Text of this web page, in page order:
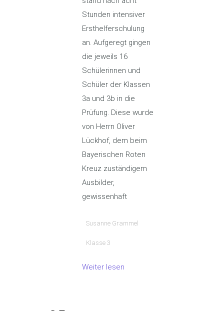
Stunden intensiver
Ersthelferschulung
an. Aufgeregt gingen
die jeweils 16
Schülerinnen und
Schüler der Klassen
3a und 3b in die
Prüfung. Diese wurde
von Herrn Oliver
Lückhof, dem beim
Bayerischen Roten
Kreuz zuständigem
Ausbilder,
gewissenhaft
Susanne Grammel
Klasse 3
Weiter lesen